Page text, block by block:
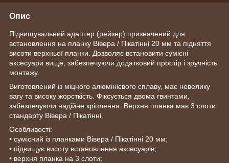
Опис
Підвищувальний адаптер (рейзер) призначений для
встановлення на планку Вівера / Пікатінні 20 мм та підняття
висоти верхньої планки. Дозволяє встановити сумісні
аксесуари вище, забезпечуючи додатковий простір і зручність
монтажу.
Виготовлений із міцного алюмінієвого сплаву, має невелику
вагу та високу жорсткість. Фіксується двома гвинтами,
забезпечуючи надійне кріплення. Верхня планка має 3 слоти
стандарту Вівера / Пікатінні.
Особливості:
• сумісний із планками Вівера / Пікатінні 20 мм;
• підвищує висоту встановлення аксесуарів;
• верхня планка на 3 слоти;